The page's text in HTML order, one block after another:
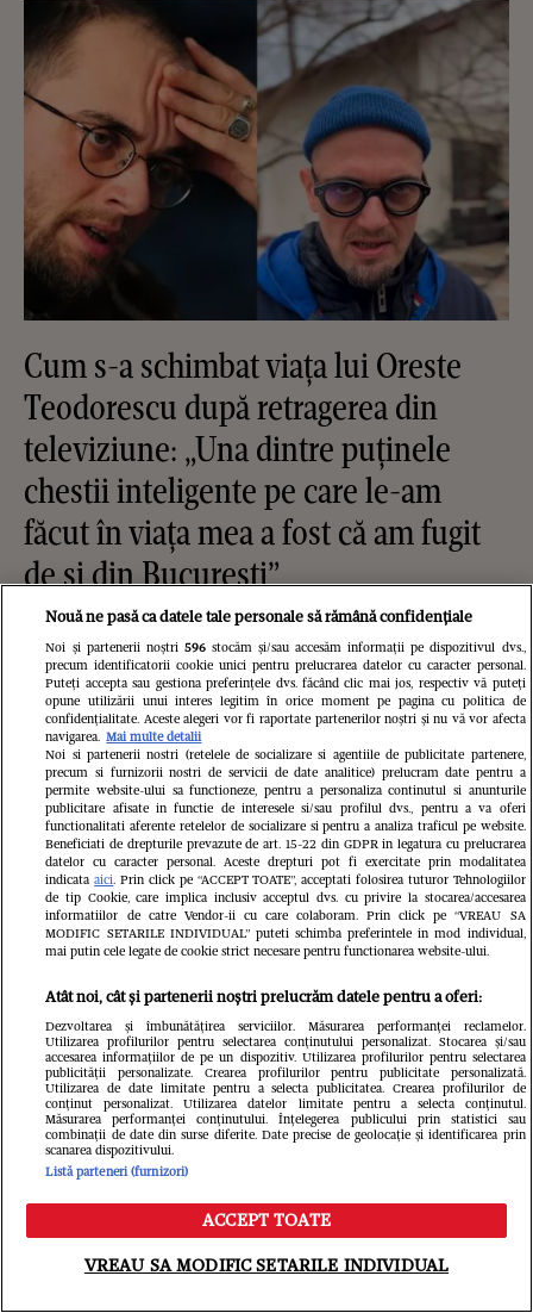
Cum s-a schimbat viața lui Oreste
Teodorescu după retragerea din
televiziune: „Una dintre puținele
chestii inteligente pe care le-am
făcut în viața mea a fost că am fugit
de și din București”
FANATIK.RO
Cine este Aymen Boutoutaou, cel
mai scump transfer al verii la FCSB!
Unde excelează și ce puncte slabe
are: „Îmi place să provoc”
Meniu Caută
Nouă ne pasă ca datele tale personale să rămână confidențiale
Noi și partenerii noștri 596stocăm și/sau accesăm informații pe dispozitivul dvs.,
precum identificatorii cookie unici pentru prelucrarea datelor cu caracter personal.
Puteți accepta sau gestiona preferințele dvs. făcând clic mai jos, respectiv vă puteți
opune utilizării unui interes legitim în orice moment pe pagina cu politica de
confidențialitate. Aceste alegeri vor fi raportate partenerilor noștri și nu vă vor afecta
navigarea. Mai multe detalii
Noi si partenerii nostri (retelele de socializare si agentiile de publicitate partenere,
precum si furnizorii nostri de servicii de date analitice) prelucram date pentru a
permite website-ului sa functioneze, pentru a personaliza continutul si anunturile
publicitare afisate in functie de interesele si/sau profilul dvs., pentru a va oferi
functionalitati aferente retelelor de socializare si pentru a analiza traficul pe website.
Beneficiati de drepturile prevazute de art. 15-22 din GDPR in legatura cu prelucrarea
datelor cu caracter personal. Aceste drepturi pot fi exercitate prin modalitatea
indicataaici. Prin click pe “ACCEPT TOATE”, acceptati folosirea tuturor Tehnologiilor
de tip Cookie, care implica inclusiv acceptul dvs. cu privire la stocarea/accesarea
informatiilor de catre Vendor-ii cu care colaboram. Prin click pe “VREAU SA
MODIFIC SETARILE INDIVIDUAL” puteti schimba preferintele in mod individual,
mai putin cele legate de cookie strict necesare pentru functionarea website-ului.
Atât noi, cât și partenerii noștri prelucrăm datele pentru a oferi:
Dezvoltarea și îmbunătățirea serviciilor. Măsurarea performanței reclamelor.
Utilizarea profilurilor pentru selectarea conținutului personalizat. Stocarea și/sau
accesarea informațiilor de pe un dispozitiv. Utilizarea profilurilor pentru selectarea
publicității personalizate. Crearea profilurilor pentru publicitate personalizată.
Utilizarea de date limitate pentru a selecta publicitatea. Crearea profilurilor de
conținut personalizat. Utilizarea datelor limitate pentru a selecta conținutul.
Măsurarea performanței conținutului. Înțelegerea publicului prin statistici sau
combinații de date din surse diferite. Date precise de geolocație și identificarea prin
scanarea dispozitivului.
Listă parteneri (furnizori)
ACCEPT TOATE
VREAU SA MODIFIC SETARILE INDIVIDUAL